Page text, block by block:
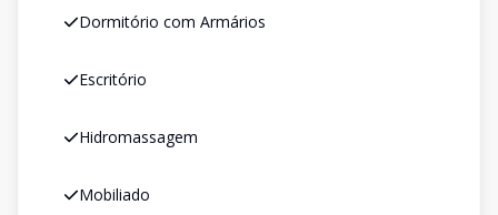
Dormitório com Armários
Escritório
Hidromassagem
Mobiliado